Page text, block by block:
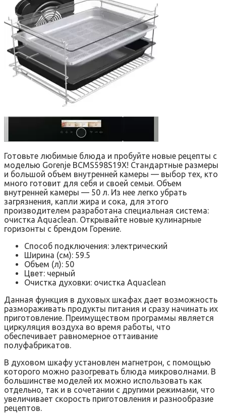
Готовьте любимые блюда и пробуйте новые рецепты с
моделью Gorenje BCMS598S19X! Стандартные размеры
и большой объем внутренней камеры — выбор тех, кто
много готовит для себя и своей семьи. Объем
внутренней камеры — 50 л. Из нее легко убрать
загрязнения, капли жира и сока, для этого
производителем разработана специальная система:
очистка Aquaclean. Открывайте новые кулинарные
горизонты с брендом Горение.
Способ подключения: электрический
Ширина (см): 59.5
Объем (л): 50
Цвет: черный
Очистка духовки: очистка Aquaclean
Данная функция в духовых шкафах дает возможность
размораживать продукты питания и сразу начинать их
приготовление. Преимуществом программы является
циркуляция воздуха во время работы, что
обеспечивает равномерное оттаивание
полуфабрикатов.
В духовом шкафу установлен магнетрон, с помощью
которого можно разогревать блюда микроволнами. В
большинстве моделей их можно использовать как
отдельно, так и в сочетании с другими режимами, что
увеличивает скорость приготовления и разнообразие
рецептов.